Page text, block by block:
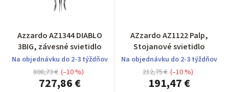
Azzardo AZ1344 DIABLO
3BIG, závesné svietidlo
Na objednávku do 2-3 týždňov
727,86 €
808,73 € (–10 %)
AZzardo AZ1122 Palp,
Stojanové svietidlo
Na objednávku do 2-3 týždňov
191,47 €
212,75 € (–10 %)